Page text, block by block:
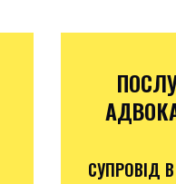
СУПРОВІД